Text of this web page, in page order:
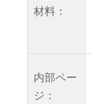
材料：
内部ペー
ジ：